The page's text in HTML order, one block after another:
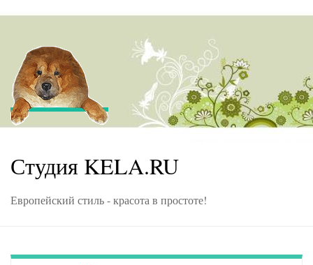
Студия KELA.RU
Европейский стиль - красота в простоте!